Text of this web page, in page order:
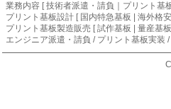
業務内容 [技術者派遣・請負
プリント基
プリント基板設計 [ 国内特急基板
海外格
プリント基板製造販売 [ 試作基板 | 量産基
エンジニア派遣・請負 / プリント基板実装 /